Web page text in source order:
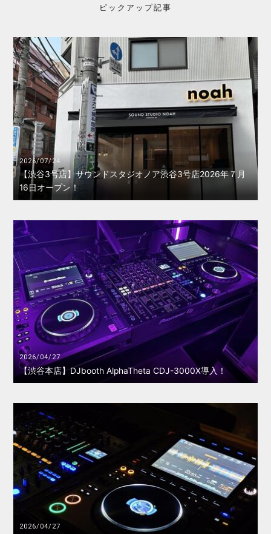
ピックアップ記事
2026/07/24
【渋谷3号店】サウンドスタジオノア渋谷3号店2026年７月
16日オープン！
2026/04/27
【渋谷本店】DJbooth AlphaTheta CDJ-3000X導入！
2026/04/27